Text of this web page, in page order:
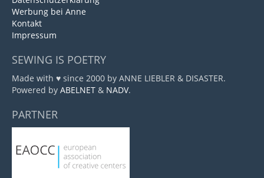
Werbung bei Anne
Kontakt
Impressum
SEWING IS POETRY
Made with ♥ since 2000 by ANNE LIEBLER & DISASTER.
Powered by ABELNET & NADV.
PARTNER